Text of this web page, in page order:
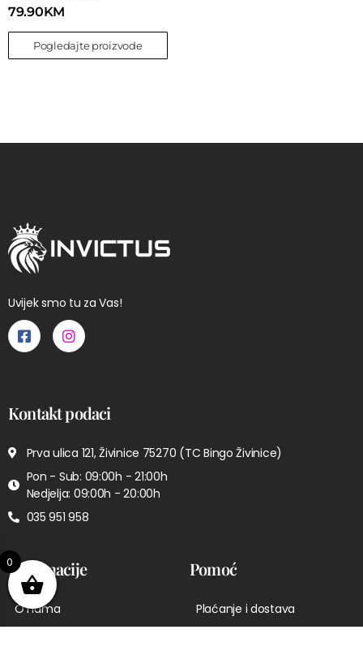
79.90KM
Pogledajte proizvode
Uvijek smo tu za Vas!
Kontakt podaci
Prva ulica 121, Živinice 75270 (TC Bingo Živinice)
Pon - Sub: 09:00h - 21:00h
Nedjelja: 09:00h - 20:00h
035 951 958
Informacije
O nama
Pomoć
Plaćanje i dostava
0